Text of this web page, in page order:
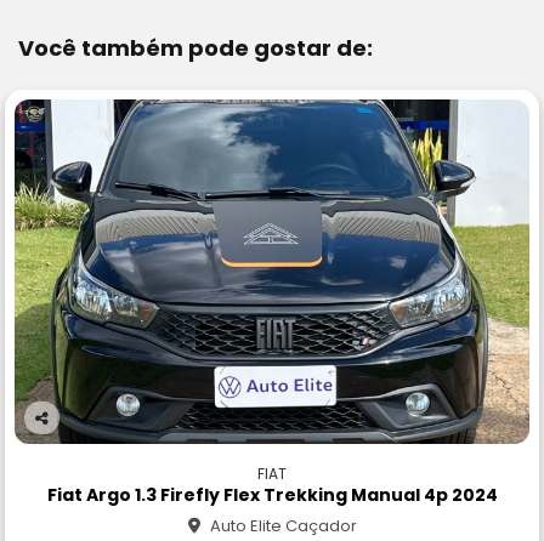
Você também pode gostar de:
Co
rtil
FIAT
Fiat Argo 1.3 Firefly Flex Trekking Manual 4p 2024
Auto Elite Caçador